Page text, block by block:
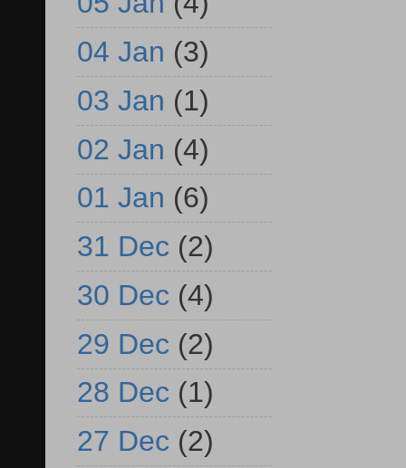
04 Jan (3)
03 Jan (1)
02 Jan (4)
01 Jan (6)
31 Dec (2)
30 Dec (4)
29 Dec (2)
28 Dec (1)
27 Dec (2)